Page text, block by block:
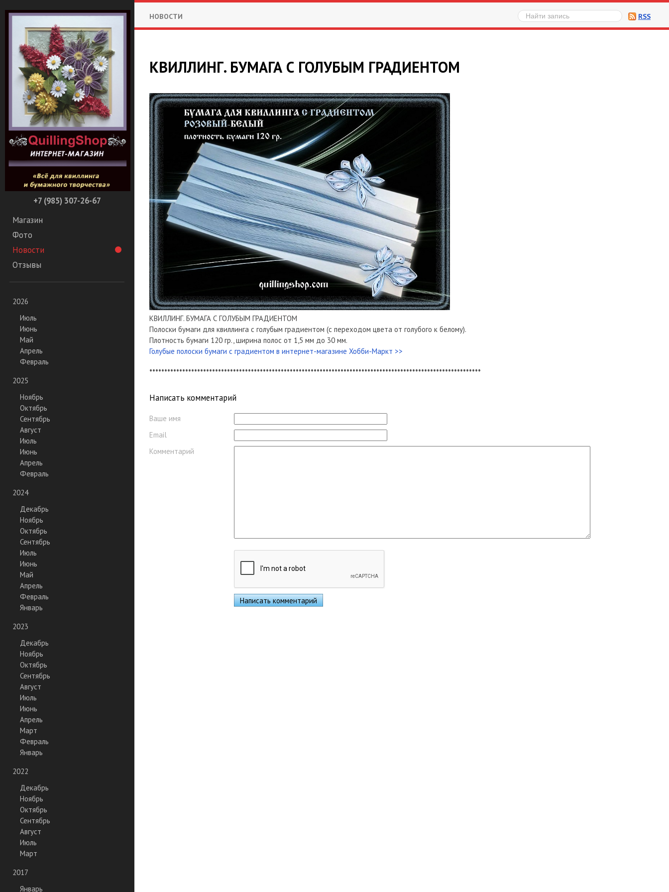
+7 (985) 307-26-67
Магазин
Фото
Новости
Отзывы
2026
Июль
Июнь
Май
Апрель
Февраль
2025
Ноябрь
Октябрь
Сентябрь
Август
Июль
Июнь
Апрель
Февраль
2024
Декабрь
Ноябрь
Октябрь
Сентябрь
Июль
Июнь
Май
Апрель
Февраль
Январь
2023
Декабрь
Ноябрь
Октябрь
Сентябрь
Август
Июль
Июнь
Апрель
Март
Февраль
Январь
2022
Декабрь
Ноябрь
Октябрь
Сентябрь
Август
Июль
Март
2017
Январь
RSS
НОВОСТИ
​КВИЛЛИНГ. БУМАГА С ГОЛУБЫМ ГРАДИЕНТОМ
КВИЛЛИНГ. БУМАГА С ГОЛУБЫМ ГРАДИЕНТОМ
Полоски бумаги для квиллинга с голубым градиентом (с переходом цвета от голубого к белому).
Плотность бумаги 120 гр., ширина полос от 1,5 мм до 30 мм.
Голубые полоски бумаги с градиентом в интернет-магазине Хобби-Маркт >>
***************************************************************************************************************
Написать комментарий
Ваше имя
Email
Комментарий